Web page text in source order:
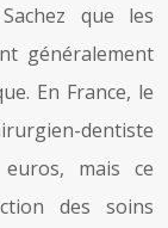
que les
généralement
En France, le
dentiste
mais ce
des soins